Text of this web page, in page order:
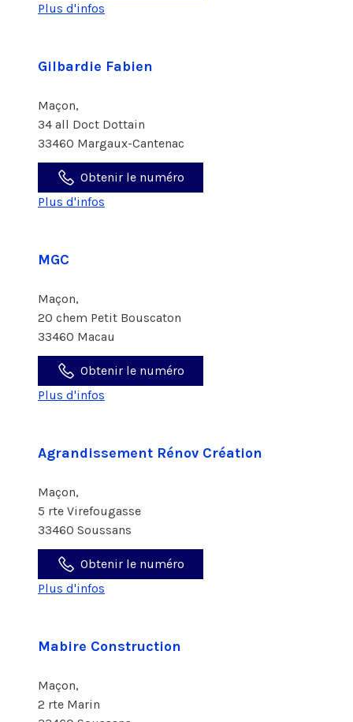
Plus d'infos
Gilbardie Fabien
Maçon,
34 all Doct Dottain
33460 Margaux-Cantenac
Obtenir le numéro
Plus d'infos
MGC
Maçon,
20 chem Petit Bouscaton
33460 Macau
Obtenir le numéro
Plus d'infos
Agrandissement Rénov Création
Maçon,
5 rte Virefougasse
33460 Soussans
Obtenir le numéro
Plus d'infos
Mabire Construction
Maçon,
2 rte Marin